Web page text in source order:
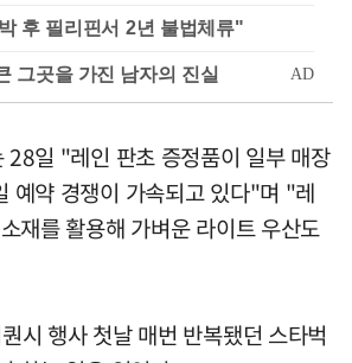
후 필리핀서 2년 불법체류"
28일 "레인 판초 증정품이 일부 매장
예약 경쟁이 가속되고 있다"며 "레
재를 활용해 가벼운 라이트 우산도
시 행사 첫날 매번 반복됐던 스타벅